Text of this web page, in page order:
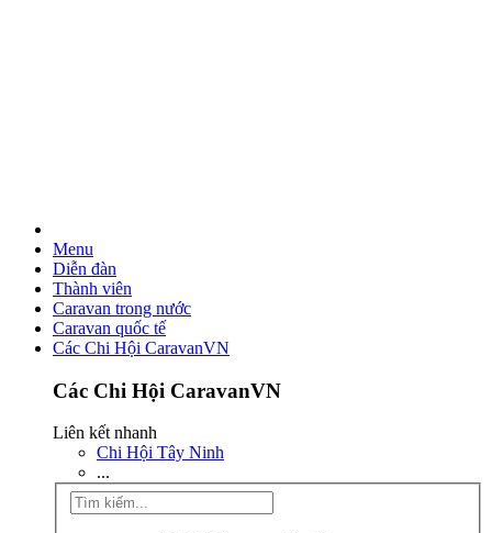
Menu
Diễn đàn
Thành viên
Caravan trong nước
Caravan quốc tế
Các Chi Hội CaravanVN
Các Chi Hội CaravanVN
Liên kết nhanh
Chi Hội Tây Ninh
...